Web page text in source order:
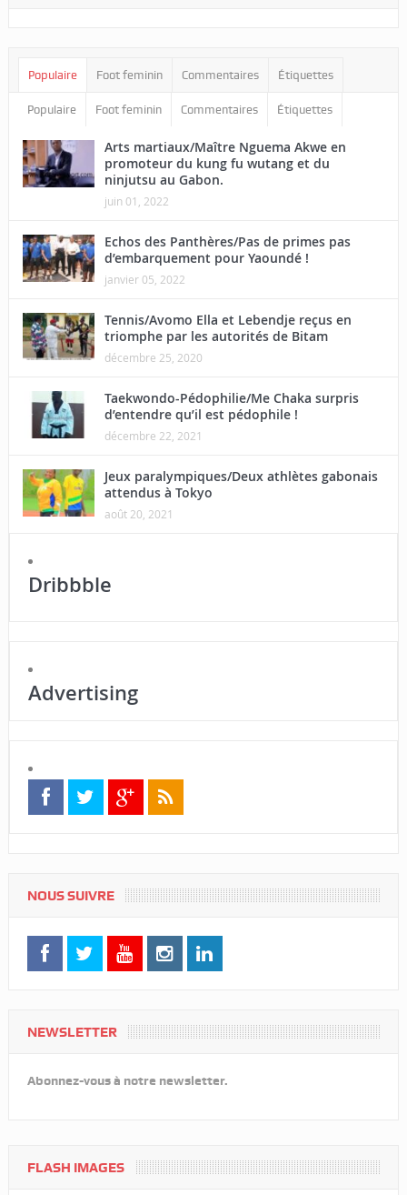
Populaire Foot feminin Commentaires Étiquettes
Populaire Foot feminin Commentaires Étiquettes
Arts martiaux/Maître Nguema Akwe en
promoteur du kung fu wutang et du
ninjutsu au Gabon.
juin 01, 2022
Echos des Panthères/Pas de primes pas
d’embarquement pour Yaoundé !
janvier 05, 2022
Tennis/Avomo Ella et Lebendje reçus en
triomphe par les autorités de Bitam
décembre 25, 2020
Taekwondo-Pédophilie/Me Chaka surpris
d’entendre qu’il est pédophile !
décembre 22, 2021
Jeux paralympiques/Deux athlètes gabonais
attendus à Tokyo
août 20, 2021
Dribbble
Advertising
NOUS SUIVRE
NEWSLETTER
Abonnez-vous à notre newsletter.
FLASH IMAGES